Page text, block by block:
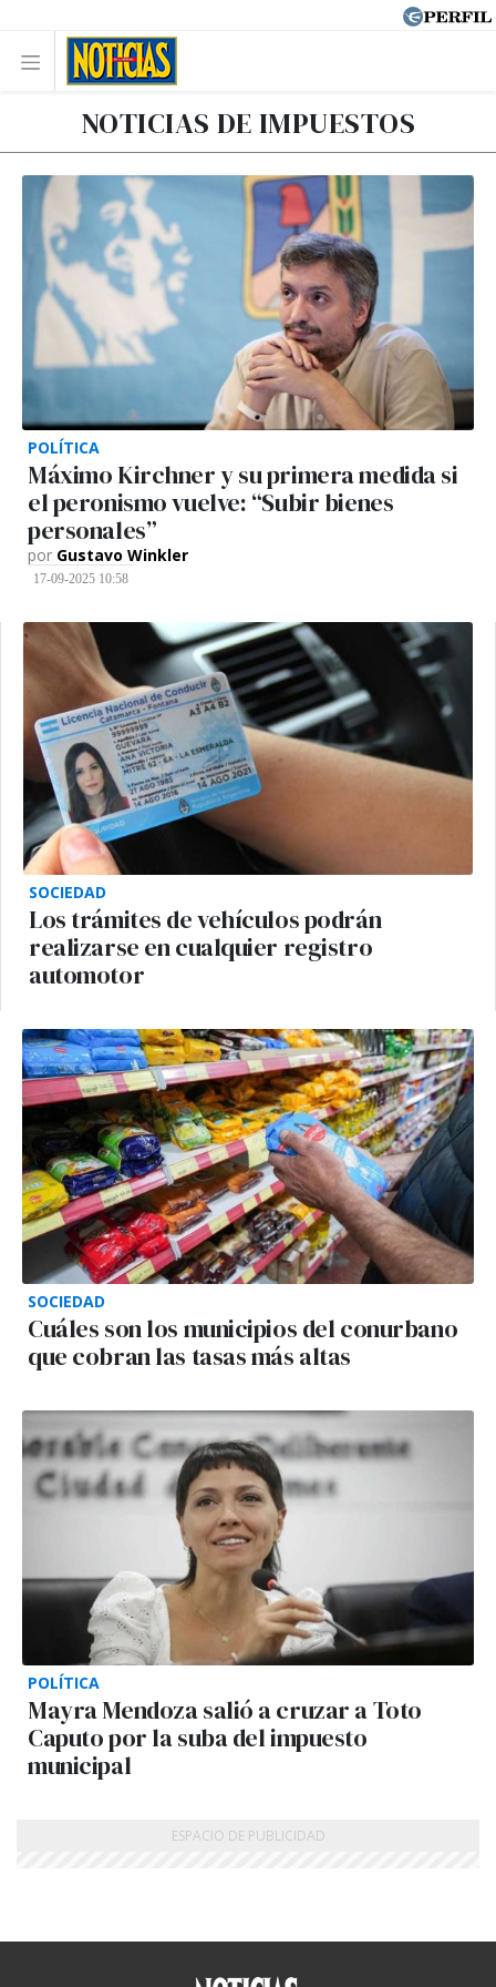
NOTICIAS DE IMPUESTOS
POLÍTICA
Máximo Kirchner y su primera medida si
el peronismo vuelve: “Subir bienes
personales”
por Gustavo Winkler
17-09-2025 10:58
SOCIEDAD
Los trámites de vehículos podrán
realizarse en cualquier registro
automotor
SOCIEDAD
Cuáles son los municipios del conurbano
que cobran las tasas más altas
POLÍTICA
Mayra Mendoza salió a cruzar a Toto
Caputo por la suba del impuesto
municipal